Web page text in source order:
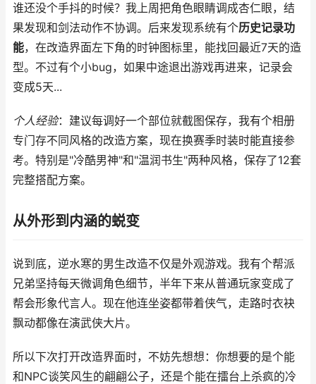
谁还没个手抖的时候？我上周把角色眼睛调成杏仁眼，结
果发现和剑法动作不协调。后来发现系统有个历史记录功
能，在改造界面左下角的时钟图标里，能找回最近7天的造
型。不过有个小bug，如果中途退出游戏再进来，记录会
变成5天...
个人经验：建议每调好一个部位就截图保存，我有个相册
专门存不同风格的改造方案，现在换赛季时装时能直接参
考。特别是"冷酷男神"和"温润书生"两种风格，保存了12套
完整搭配方案。
从外形到内涵的蜕变
说到底，逆水寒的男生改造不仅是外观游戏。我有个帮派
兄弟坚持每天微调角色细节，半年下来从普通玩家变成了
帮会形象代言人。现在他连坐姿都带着侠气，走路时衣袂
飘动都像在演武侠大片。
所以下次打开改造界面时，不妨先想想：你想要的是个能
和NPC谈笑风生的翩翩公子，还是个能在擂台上杀疯的冷